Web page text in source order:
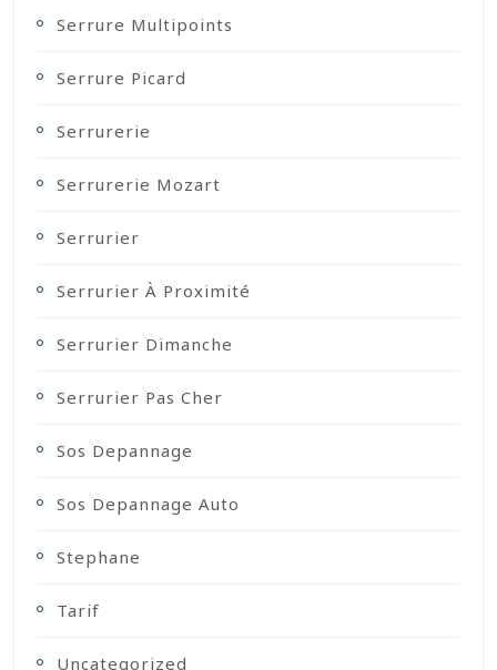
Serrure Multipoints
Serrure Picard
Serrurerie
Serrurerie Mozart
Serrurier
Serrurier À Proximité
Serrurier Dimanche
Serrurier Pas Cher
Sos Depannage
Sos Depannage Auto
Stephane
Tarif
Uncategorized